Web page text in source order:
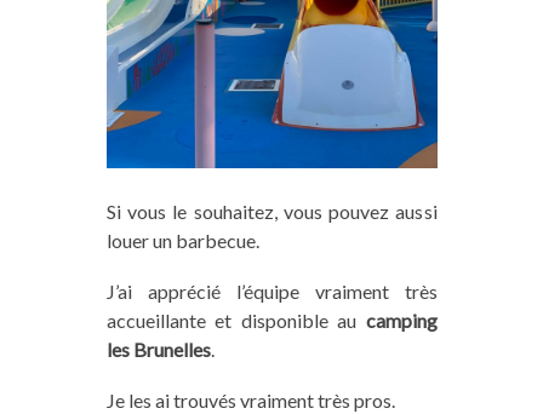
Si vous le souhaitez, vous pouvez aussi
louer un barbecue.
J’ai apprécié l’équipe vraiment très
accueillante et disponible au camping
les Brunelles.
Je les ai trouvés vraiment très pros.